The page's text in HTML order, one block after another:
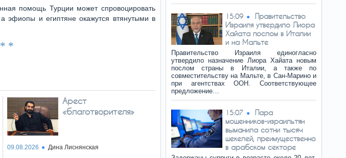
помощь Турции может спровоцировать
эфиопы и египтяне окажутся втянутыми в
*
Арест
«благотворителя»
09.08.2026 Дина Лиснянская
15:09
Правительство
Израиля утвердило Лиора
Хайата послом в Италии
и на Мальте
Правительство Израиля единогласно
утвердило назначение Лиора Хайата новым
послом страны в Италии, а также по
совместительству на Мальте, в Сан-Марино и
при агентствах ООН. Соответствующее
предложение…
15:07
Пара
мошенников-израильтян
выманила сотни тысяч
шекелей, преимущественно
в арабском секторе